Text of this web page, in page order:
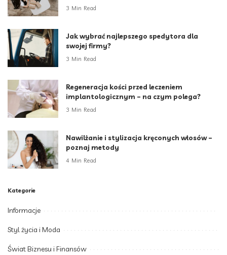
3 Min Read
Jak wybrać najlepszego spedytora dla
swojej firmy?
3 Min Read
Regeneracja kości przed leczeniem
implantologicznym – na czym polega?
3 Min Read
Nawilżanie i stylizacja kręconych włosów –
poznaj metody
4 Min Read
Kategorie
Informacje
Styl życia i Moda
Świat Biznesu i Finansów